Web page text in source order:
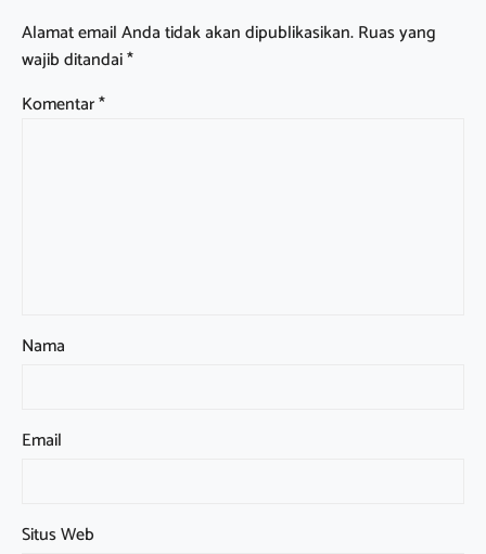
Alamat email Anda tidak akan dipublikasikan.Ruas yang
wajib ditandai*
Komentar*
Nama
Email
Situs Web